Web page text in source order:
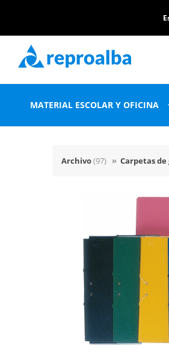
MATERIAL ESCOLAR Y OFICINA
Archivo(97) » Carpetas de